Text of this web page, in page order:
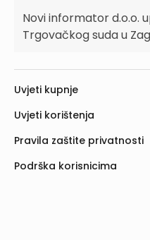
Novi informator d.o.o.
Trgovačkog suda u
Uvjeti kupnje
Uvjeti korištenja
Pravila zaštite privatnosti
Podrška korisnicima